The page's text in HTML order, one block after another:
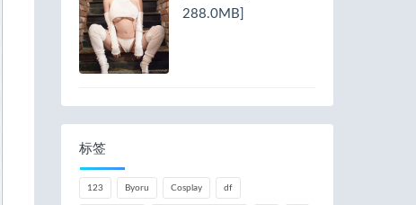
288.0MB]
标签
123 Byoru Cosplay df